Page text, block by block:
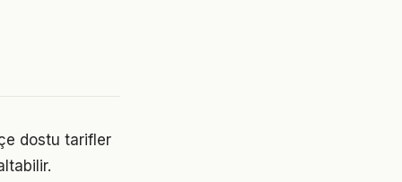
dostu tarifler